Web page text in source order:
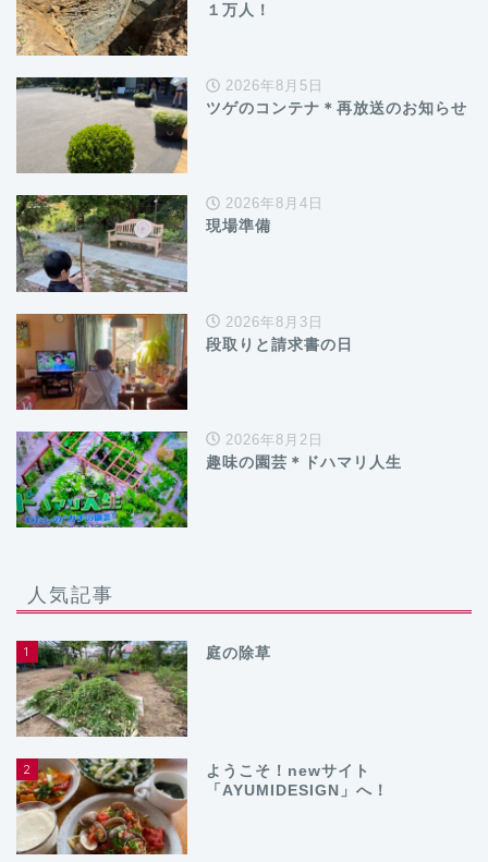
１万人！
2026年8月5日
ツゲのコンテナ＊再放送のお知らせ
2026年8月4日
現場準備
2026年8月3日
段取りと請求書の日
2026年8月2日
趣味の園芸＊ドハマリ人生
人気記事
1 庭の除草
2
ようこそ！newサイト
「AYUMIDESIGN」へ！